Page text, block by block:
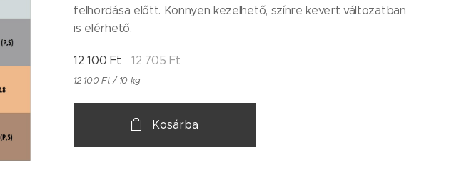
felhordása előtt. Könnyen kezelhető, színre kevert változatban
is elérhető.
12 100 Ft 12 705Ft
12 100 Ft / 10 kg
Kosárba